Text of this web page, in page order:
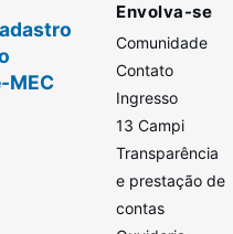
MEC
Envolva-se
Comunidade
Contato
Ingresso
13 Campi
Transparência
e prestação de
contas